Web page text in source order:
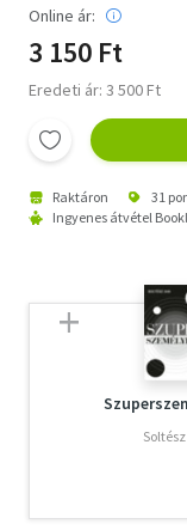
Online ár:
3 150 Ft
Eredeti ár: 3 500 Ft
Raktáron 31
Ingyenes átvétel